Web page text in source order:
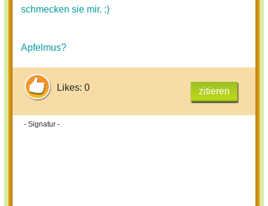
schmecken sie mir. :)
Apfelmus?
Likes: 0 zitieren
- Signatur -